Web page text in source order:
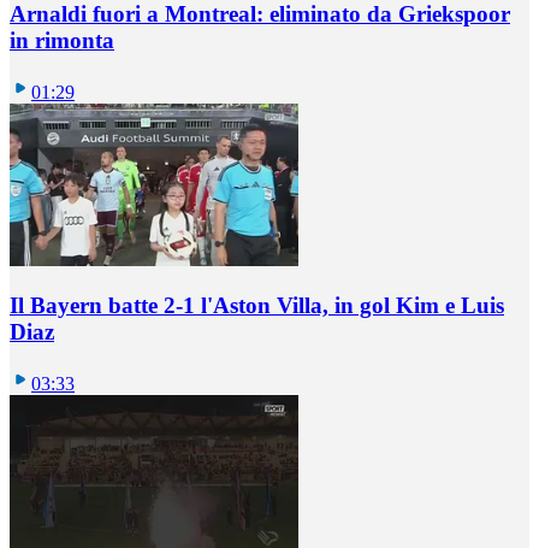
Arnaldi fuori a Montreal: eliminato da Griekspoor
in rimonta
01:29
Il Bayern batte 2-1 l'Aston Villa, in gol Kim e Luis
Diaz
03:33